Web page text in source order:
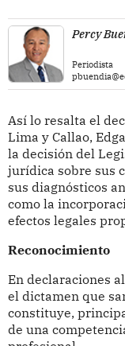
Percy
Periodista
Así lo resalta el
Lima y Callao,
la decisión del
jurídica sobre sus
sus diagnósticos
como la
efectos legales
Reconocimiento
En declaraciones
el dictamen que
constituye,
de una